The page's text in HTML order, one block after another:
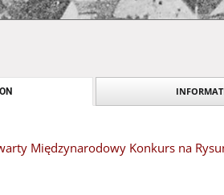
Międzynarodowy Konkurs na